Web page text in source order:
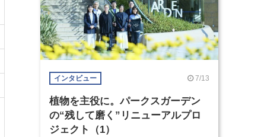
インタビュー 7/13
植物を主役に。パークスガーデン
の“残して磨く”リニューアルプロ
ジェクト（1）